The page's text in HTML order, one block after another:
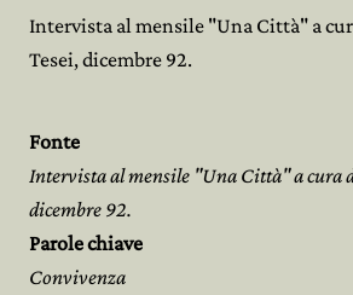
Intervista al mensile "Una Città" a
Tesei, dicembre 92.
Fonte
Intervista al mensile "Una Città" a cura
dicembre 92.
Parole chiave
Convivenza